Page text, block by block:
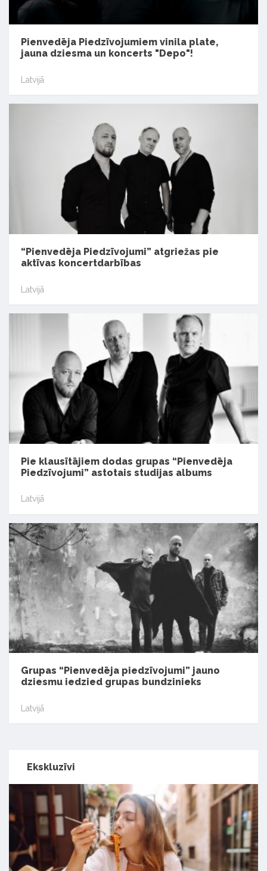
Pienvedēja Piedzīvojumiem vinila plate,
jauna dziesma un koncerts "Depo"!
Latvijā
“Pienvedēja Piedzīvojumi” atgriežas pie
aktīvas koncertdarbības
Latvijā
Pie klausītājiem dodas grupas “Pienvedēja
Piedzīvojumi” astotais studijas albums
Latvijā
Grupas “Pienvedēja piedzīvojumi” jauno
dziesmu iedzied grupas bundzinieks
Latvijā
Ekskluzīvi